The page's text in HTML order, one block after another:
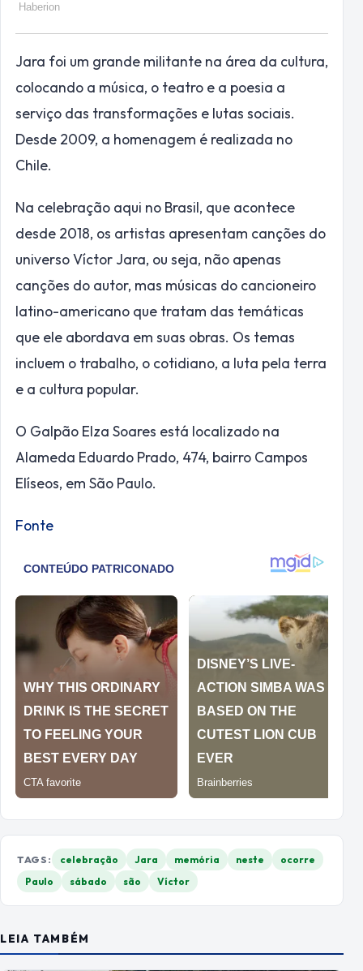
Jara foi um grande militante na área da cultura,
colocando a música, o teatro e a poesia a
serviço das transformações e lutas sociais.
Desde 2009, a homenagem é realizada no
Chile.
Na celebração aqui no Brasil, que acontece
desde 2018, os artistas apresentam canções do
universo Víctor Jara, ou seja, não apenas
canções do autor, mas músicas do cancioneiro
latino-americano que tratam das temáticas
que ele abordava em suas obras. Os temas
incluem o trabalho, o cotidiano, a luta pela terra
e a cultura popular.
O Galpão Elza Soares está localizado na
Alameda Eduardo Prado, 474, bairro Campos
Elíseos, em São Paulo.
Fonte
TAGS: celebração Jara memória neste
ocorre
Paulo
sábado são Víctor
LEIA TAMBÉM